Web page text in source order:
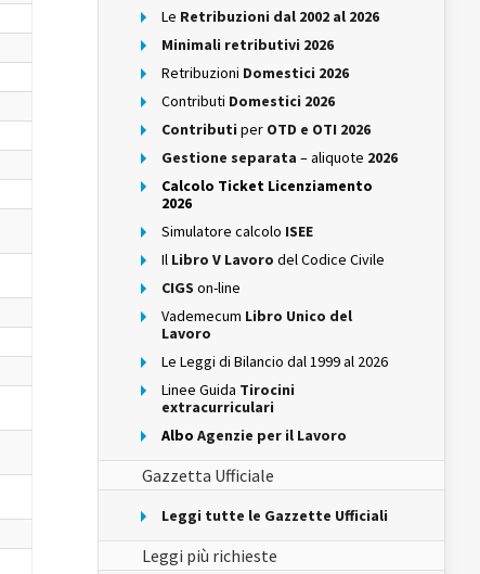
Le Retribuzioni dal 2002 al 2026
Minimali retributivi 2026
Retribuzioni Domestici 2026
Contributi Domestici 2026
Contributi per OTD e OTI 2026
Gestione separata – aliquote 2026
Calcolo Ticket Licenziamento
2026
Simulatore calcolo ISEE
Il Libro V Lavoro del Codice Civile
CIGS on-line
Vademecum Libro Unico del
Lavoro
Le Leggi di Bilancio dal 1999 al 2026
Linee Guida Tirocini
extracurriculari
Albo Agenzie per il Lavoro
Gazzetta Ufficiale
Leggi tutte le Gazzette Ufficiali
Leggi più richieste